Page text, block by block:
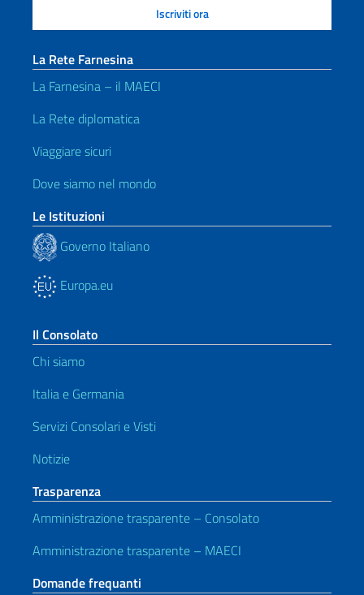
La Rete Farnesina
La Farnesina – il MAECI
La Rete diplomatica
Viaggiare sicuri
Dove siamo nel mondo
Le Istituzioni
Governo Italiano
Europa.eu
Il Consolato
Chi siamo
Italia e Germania
Servizi Consolari e Visti
Notizie
Trasparenza
Amministrazione trasparente – Consolato
Amministrazione trasparente – MAECI
Domande frequanti